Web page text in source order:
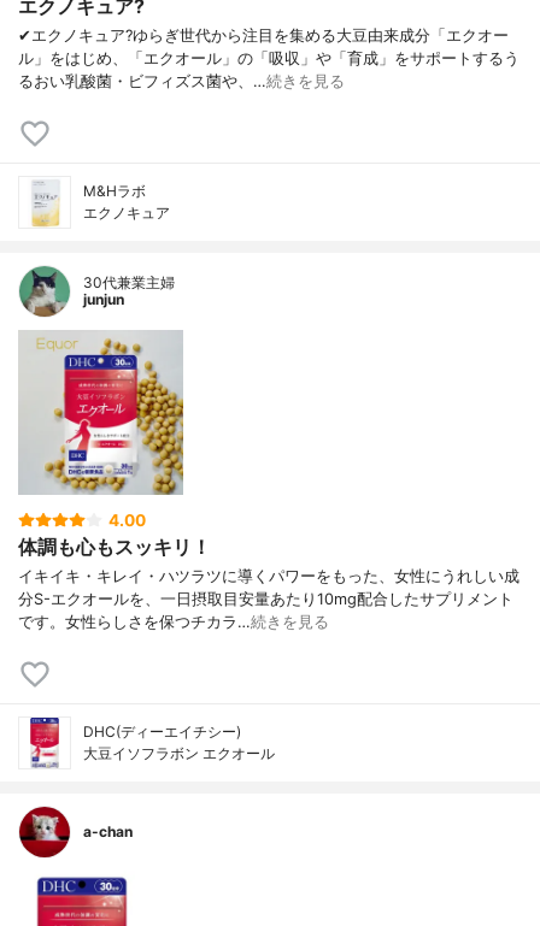
エクノキュア?
✔︎エクノキュア?ゆらぎ世代から注目を集める大豆由来成分「エクオー
ル」をはじめ、「エクオール」の「吸収」や「育成」をサポートするう
るおい乳酸菌・ビフィズス菌や、…続きを見る
M&Hラボ
エクノキュア
30代兼業主婦
junjun
4.00
体調も心もスッキリ！
イキイキ・キレイ・ハツラツに導くパワーをもった、女性にうれしい成
分S-エクオールを、一日摂取目安量あたり10mg配合したサプリメント
です。女性らしさを保つチカラ…続きを見る
DHC(ディーエイチシー)
大豆イソフラボン エクオール
a-chan